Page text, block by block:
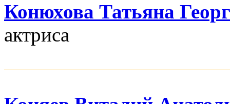
Конюхова Татьяна
актриса